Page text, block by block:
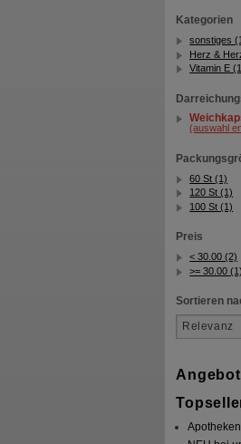
Kategorien
sonstiges
Herz &
Vitamin E
(auswahl
60 St (1)
120 St (1)
100 St (1)
Preis
< 30.00 (2)
>= 30.00 (1)
Sortieren